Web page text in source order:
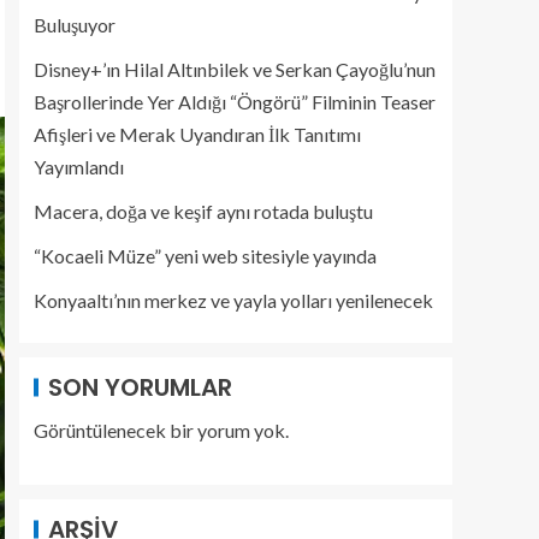
Buluşuyor
Disney+’ın Hilal Altınbilek ve Serkan Çayoğlu’nun
Başrollerinde Yer Aldığı “Öngörü” Filminin Teaser
Afişleri ve Merak Uyandıran İlk Tanıtımı
Yayımlandı
Macera, doğa ve keşif aynı rotada buluştu
“Kocaeli Müze” yeni web sitesiyle yayında
Konyaaltı’nın merkez ve yayla yolları yenilenecek
SON YORUMLAR
Görüntülenecek bir yorum yok.
ARŞIV